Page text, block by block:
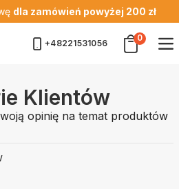
dla zamówień powyżej 200 zł
0
+48221531056
Klientów
opinię na temat produktów